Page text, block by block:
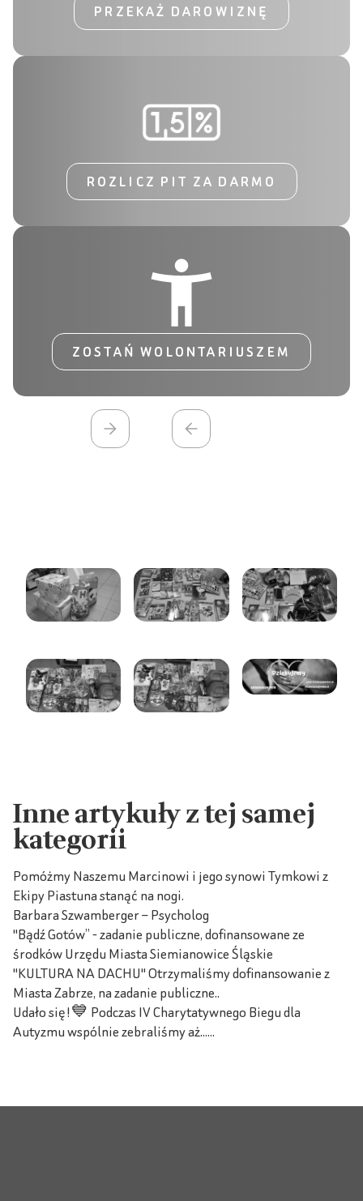
PRZEKAŻ DAROWIZNĘ
ROZLICZ PIT ZA DARMO
ZOSTAŃ WOLONTARIUSZEM
Inne artykuły z tej samej
kategorii
Pomóżmy Naszemu Marcinowi i jego synowi Tymkowi z
Ekipy Piastuna stanąć na nogi.
Barbara Szwamberger – Psycholog
"Bądź Gotów” - zadanie publiczne, dofinansowane ze
środków Urzędu Miasta Siemianowice Śląskie
"KULTURA NA DACHU" Otrzymaliśmy dofinansowanie z
Miasta Zabrze, na zadanie publiczne..
Udało się!💙 Podczas IV Charytatywnego Biegu dla
Autyzmu wspólnie zebraliśmy aż......